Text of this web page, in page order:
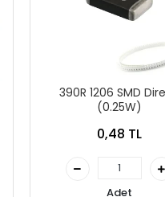
390R 1206 SMD
(0.25W)
0,48 TL
Adet